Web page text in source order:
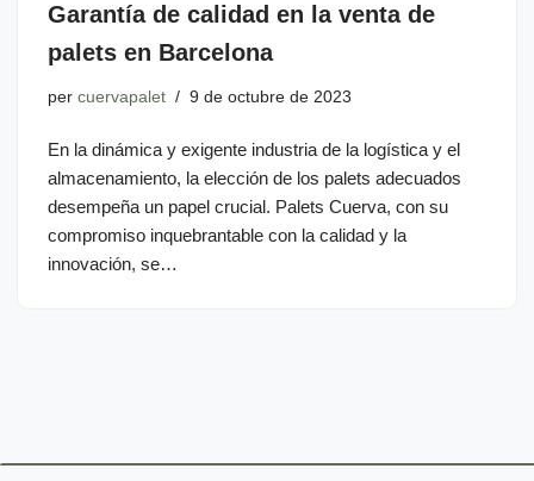
Garantía de calidad en la venta de
palets en Barcelona
per cuervapalet 9 de octubre de 2023
En la dinámica y exigente industria de la logística y el
almacenamiento, la elección de los palets adecuados
desempeña un papel crucial. Palets Cuerva, con su
compromiso inquebrantable con la calidad y la
innovación, se…